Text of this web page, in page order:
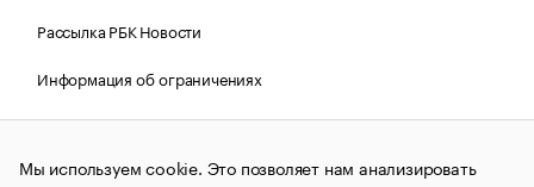
Рассылка РБК Новости
Информация об ограничениях
Правовая информация
О соблюдении авторских прав
© АО «РОСБИЗНЕСКОНСАЛТИНГ»,1995–2026.Сообщения
Мы используем cookie. Это позволяет нам анализировать